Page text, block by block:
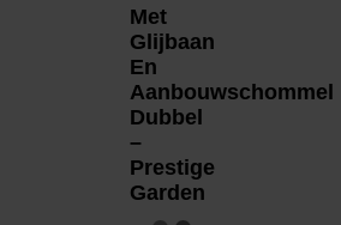
Met
Glijbaan
En
Aanbouwschommel
Dubbel
–
Prestige
Garden